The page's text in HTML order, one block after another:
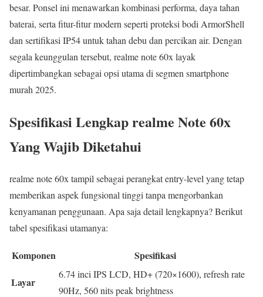
besar. Ponsel ini menawarkan kombinasi performa, daya tahan
baterai, serta fitur-fitur modern seperti proteksi bodi ArmorShell
dan sertifikasi IP54 untuk tahan debu dan percikan air. Dengan
segala keunggulan tersebut, realme note 60x layak
dipertimbangkan sebagai opsi utama di segmen smartphone
murah 2025.
Spesifikasi Lengkap realme Note 60x
Yang Wajib Diketahui
realme note 60x tampil sebagai perangkat entry-level yang tetap
memberikan aspek fungsional tinggi tanpa mengorbankan
kenyamanan penggunaan. Apa saja detail lengkapnya? Berikut
tabel spesifikasi utamanya:
Komponen
Spesifikasi
Layar
6.74 inci IPS LCD, HD+ (720×1600), refresh rate
90Hz, 560 nits peak brightness